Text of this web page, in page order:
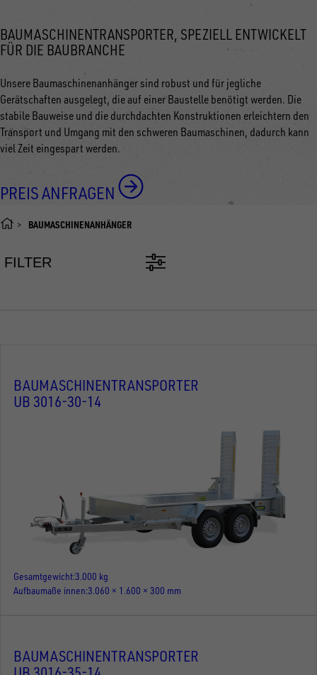
BAUMASCHINENTRANSPORTER, SPEZIELL ENTWICKELT
FÜR DIE BAUBRANCHE
Unsere Baumaschinenanhänger sind robust und für jegliche
Gerätschaften ausgelegt, die auf einer Baustelle benötigt werden. Die
stabile Bauweise und die durchdachten Konstruktionen erleichtern den
Transport und Umgang mit den schweren Baumaschinen, dadurch kann
viel Zeit eingespart werden.
PREIS ANFRAGEN
BAUMASCHINENANHÄNGER
FILTER
BAUMASCHINENTRANSPORTER
UB 3016-30-14
Gesamtgewicht3.000 kg
Aufbaumaße innen 3.060 × 1.600 × 300 mm
BAUMASCHINENTRANSPORTER